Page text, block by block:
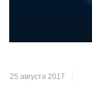
25 августа 2017